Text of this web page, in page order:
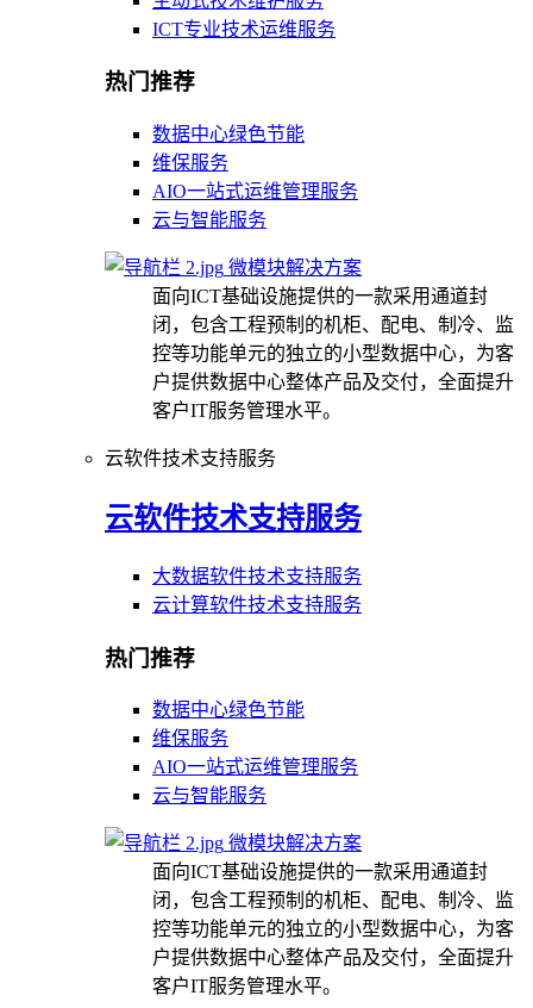
ICT专业技术运维服务
热门推荐
数据中心绿色节能
维保服务
AIO一站式运维管理服务
云与智能服务
微模块解决方案
面向ICT基础设施提供的一款采用通道封
闭，包含工程预制的机柜、配电、制冷、监
控等功能单元的独立的小型数据中心，为客
户提供数据中心整体产品及交付，全面提升
客户IT服务管理水平。
云软件技术支持服务
云软件技术支持服务
大数据软件技术支持服务
云计算软件技术支持服务
热门推荐
数据中心绿色节能
维保服务
AIO一站式运维管理服务
云与智能服务
微模块解决方案
面向ICT基础设施提供的一款采用通道封
闭，包含工程预制的机柜、配电、制冷、监
控等功能单元的独立的小型数据中心，为客
户提供数据中心整体产品及交付，全面提升
客户IT服务管理水平。